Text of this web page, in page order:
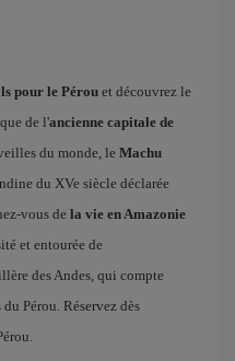
pour le Pérou et découvrez le
de l'ancienne capitale de
du monde, le Machu
du XVe siècle déclarée
vous de la vie en Amazonie
et entourée de
des Andes, qui compte
Pérou. Réservez dès